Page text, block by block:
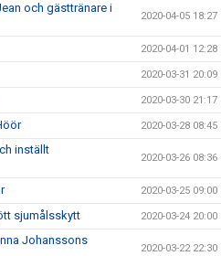
och gästtränare i
2020-04-05 18:27
2020-04-01 12:28
2020-03-31 20:09
2020-03-30 21:17
2020-03-28 08:45
inställt
2020-03-26 08:36
2020-03-25 09:00
sjumålsskytt 2020-03-24 20:00
Johanssons
2020-03-22 22:30